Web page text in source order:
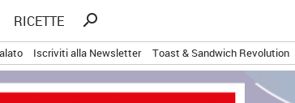
RICETTE
Ricerca
search
Iscriviti alla Newsletter Toast & Sandwich Revolution